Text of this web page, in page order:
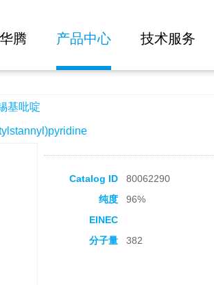
腾 产品中心 技术服务
基吡啶
Catalog ID 80062290
纯度
96%
EINEC
分子量
382